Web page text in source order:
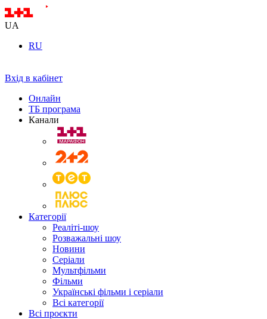
UA
RU
Вхід в кабінет
Онлайн
ТБ програма
Канали
Категорії
Реаліті-шоу
Розважальні шоу
Новини
Серіали
Мультфільми
Фільми
Українські фільми і серіали
Всі категорії
Всі проєкти